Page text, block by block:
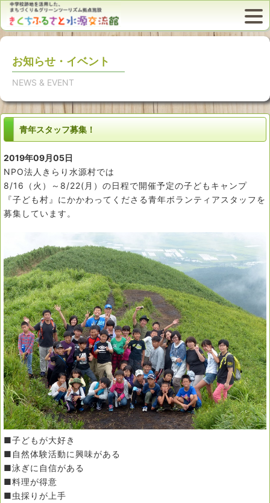
お知らせ・イベント
NEWS & EVENT
青年スタッフ募集！
2019年09月05日
NPO法人きらり水源村では
8/16（火）～8/22(月）の日程で開催予定の子どもキャンプ
『子ども村』にかかわってくださる青年ボランティアスタッフを
募集しています。
■子どもが大好き
■自然体験活動に興味がある
■泳ぎに自信がある
■料理が得意
■虫採りが上手